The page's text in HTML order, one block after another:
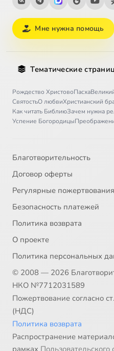
Мне нужна помощь
Тематические
Рождество ХристовоПасха
СвятостьО любвиХристианский
Как читать БиблиюЗачем нужна
Успение Богородицы
Благотворительность
Договор оферты
Регулярные пожертвования
Безопасность платежей
Политика возврата
О проекте
Политика персональных
© 2008 — 2026
НКО №7712031589
Пожертвование согласно
(НДС)
Политика возврата
Распространение